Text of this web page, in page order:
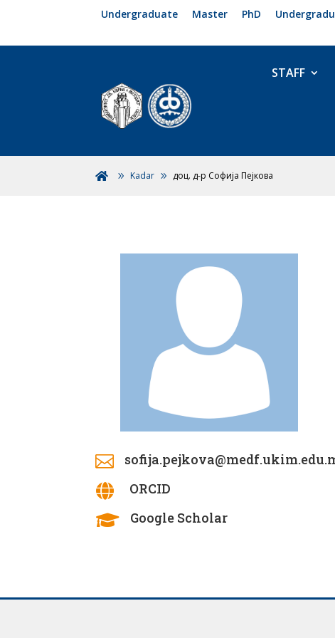
Undergraduate Master PhD
STAFF
 Kadar доц. д-р Софија Пејкова

 ORCID
 Google Scholar